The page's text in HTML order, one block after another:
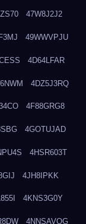
47W8J2J2
49WWVPJU
4D64LFAR
4DZ5J3RQ
4F88GRG8
4GOTUJAD
4HSR603T
4JH8IPKK
4KNS3G0Y
4NNSAVOG